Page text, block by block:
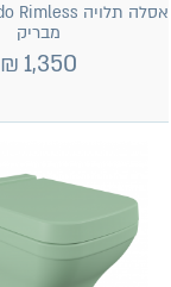
מבריק
1,350
₪